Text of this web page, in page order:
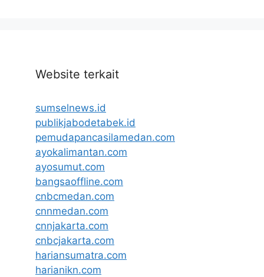
Website terkait
sumselnews.id
publikjabodetabek.id
pemudapancasilamedan.com
ayokalimantan.com
ayosumut.com
bangsaoffline.com
cnbcmedan.com
cnnmedan.com
cnnjakarta.com
cnbcjakarta.com
hariansumatra.com
harianikn.com